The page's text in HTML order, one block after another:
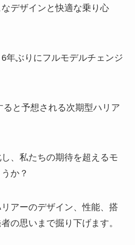
デザインと快適な乗り心
年ぶりにフルモデルチェンジ
ると予想される次期型ハリア
、私たちの期待を超えるモ
か？
アーのデザイン、性能、搭
の思いまで掘り下げます。